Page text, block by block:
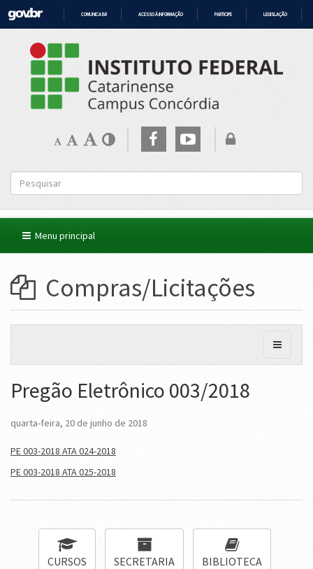
CONTEÚDO
COMUNICA BR ACESSO À INFORMAÇÃO PARTICIPE LEGISLAÇÃO
Menu principal
Compras/Licitações
Pregão Eletrônico 003/2018
quarta-feira, 20 de junho de 2018
PE 003-2018 ATA 024-2018
PE 003-2018 ATA 025-2018
CURSOS SECRETARIA BIBLIOTECA